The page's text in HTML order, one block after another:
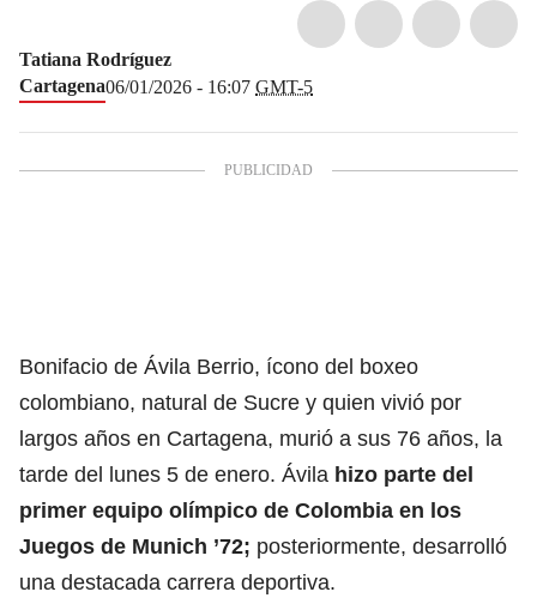
Tatiana Rodríguez
Cartagena06/01/2026 - 16:07 GMT-5
Bonifacio de Ávila Berrio, ícono del boxeo
colombiano, natural de Sucre y quien vivió por
largos años en Cartagena, murió a sus 76 años, la
tarde del lunes 5 de enero. Ávila hizo parte del
primer equipo olímpico de Colombia en los
Juegos de Munich ’72; posteriormente, desarrolló
una destacada carrera deportiva.